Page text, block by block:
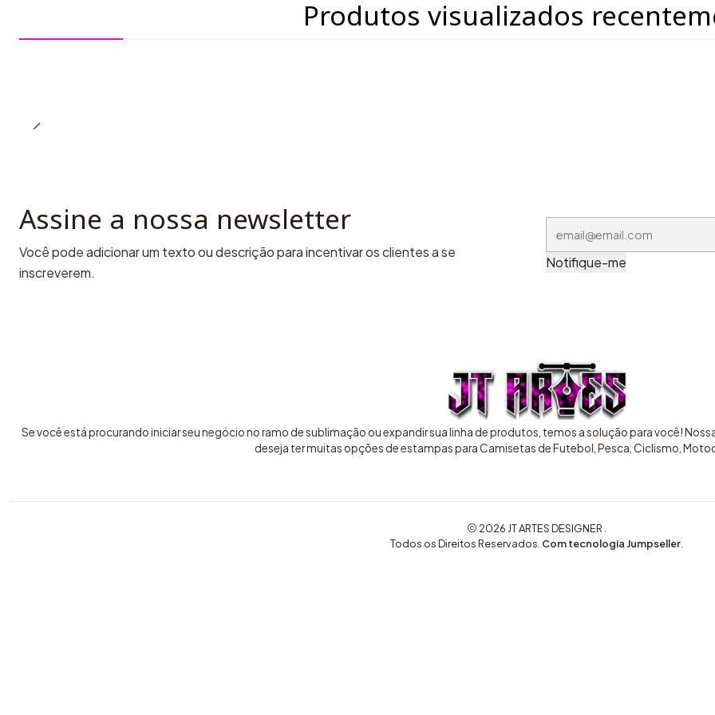
Produtos visualizados
Assine a nossa newsletter
Você pode adicionar um texto ou descrição para incentivar os clientes a se
inscreverem.
Notifique-me
Se você está procurando iniciar seu negócio no ramo de sublimação ou expandir sua linha de produtos, temos a solução para você!
deseja ter muitas opções de estampas para Camisetas de Futebol, Pesca, Ciclismo,
2026 JT ARTES DESIGNER .
Todos os Direitos Reservados. Com tecnologia Jumpseller.